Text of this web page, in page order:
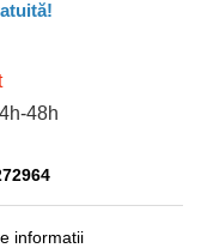
48h
informatii